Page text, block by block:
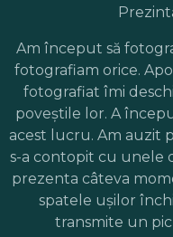
Am început să
fotografiam orice.
fotografiat îmi
poveştile lor. A
acest lucru. Am auzit
s-a contopit cu unele
prezenta câteva
spatele uşilor
transmite un